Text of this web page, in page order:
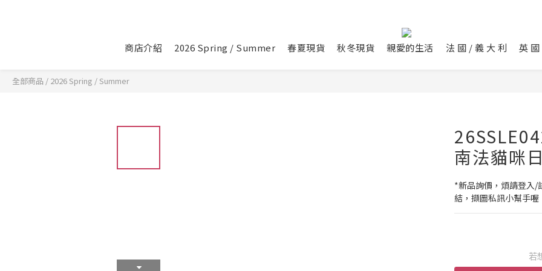
商店介紹 2026 Spring / Summer 春夏現貨 秋冬現貨 親愛的生活 法 國 / 義 大 利 英
全部商品 / 2026 Spring / Summer
南法貓咪
*新品詢價，煩請登入/
結，擷圖私訊小幫手
若